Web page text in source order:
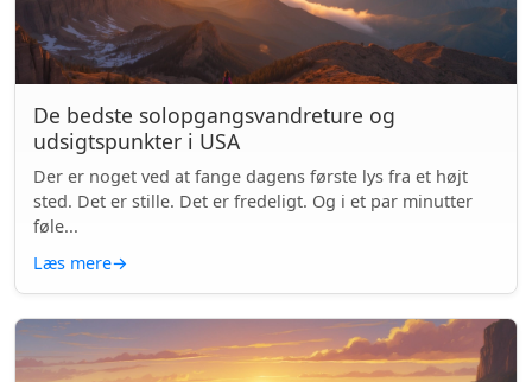
De bedste solopgangsvandreture og
udsigtspunkter i USA
Der er noget ved at fange dagens første lys fra et højt
sted. Det er stille. Det er fredeligt. Og i et par minutter
føle...
Læs mere→